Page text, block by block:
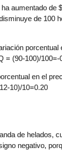
aumentado de
de 100
porcentual
= (90-100)/100=-
en el
10)/10=0.20
de helados,
negativo,